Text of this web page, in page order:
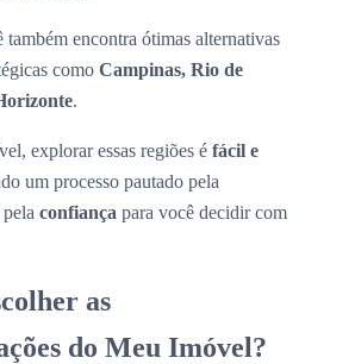
encontra ótimas alternativas
como Campinas, Rio de
.
explorar essas regiões é fácil e
um processo pautado pela
pela confiança para você decidir com
as
do Meu Imóvel?